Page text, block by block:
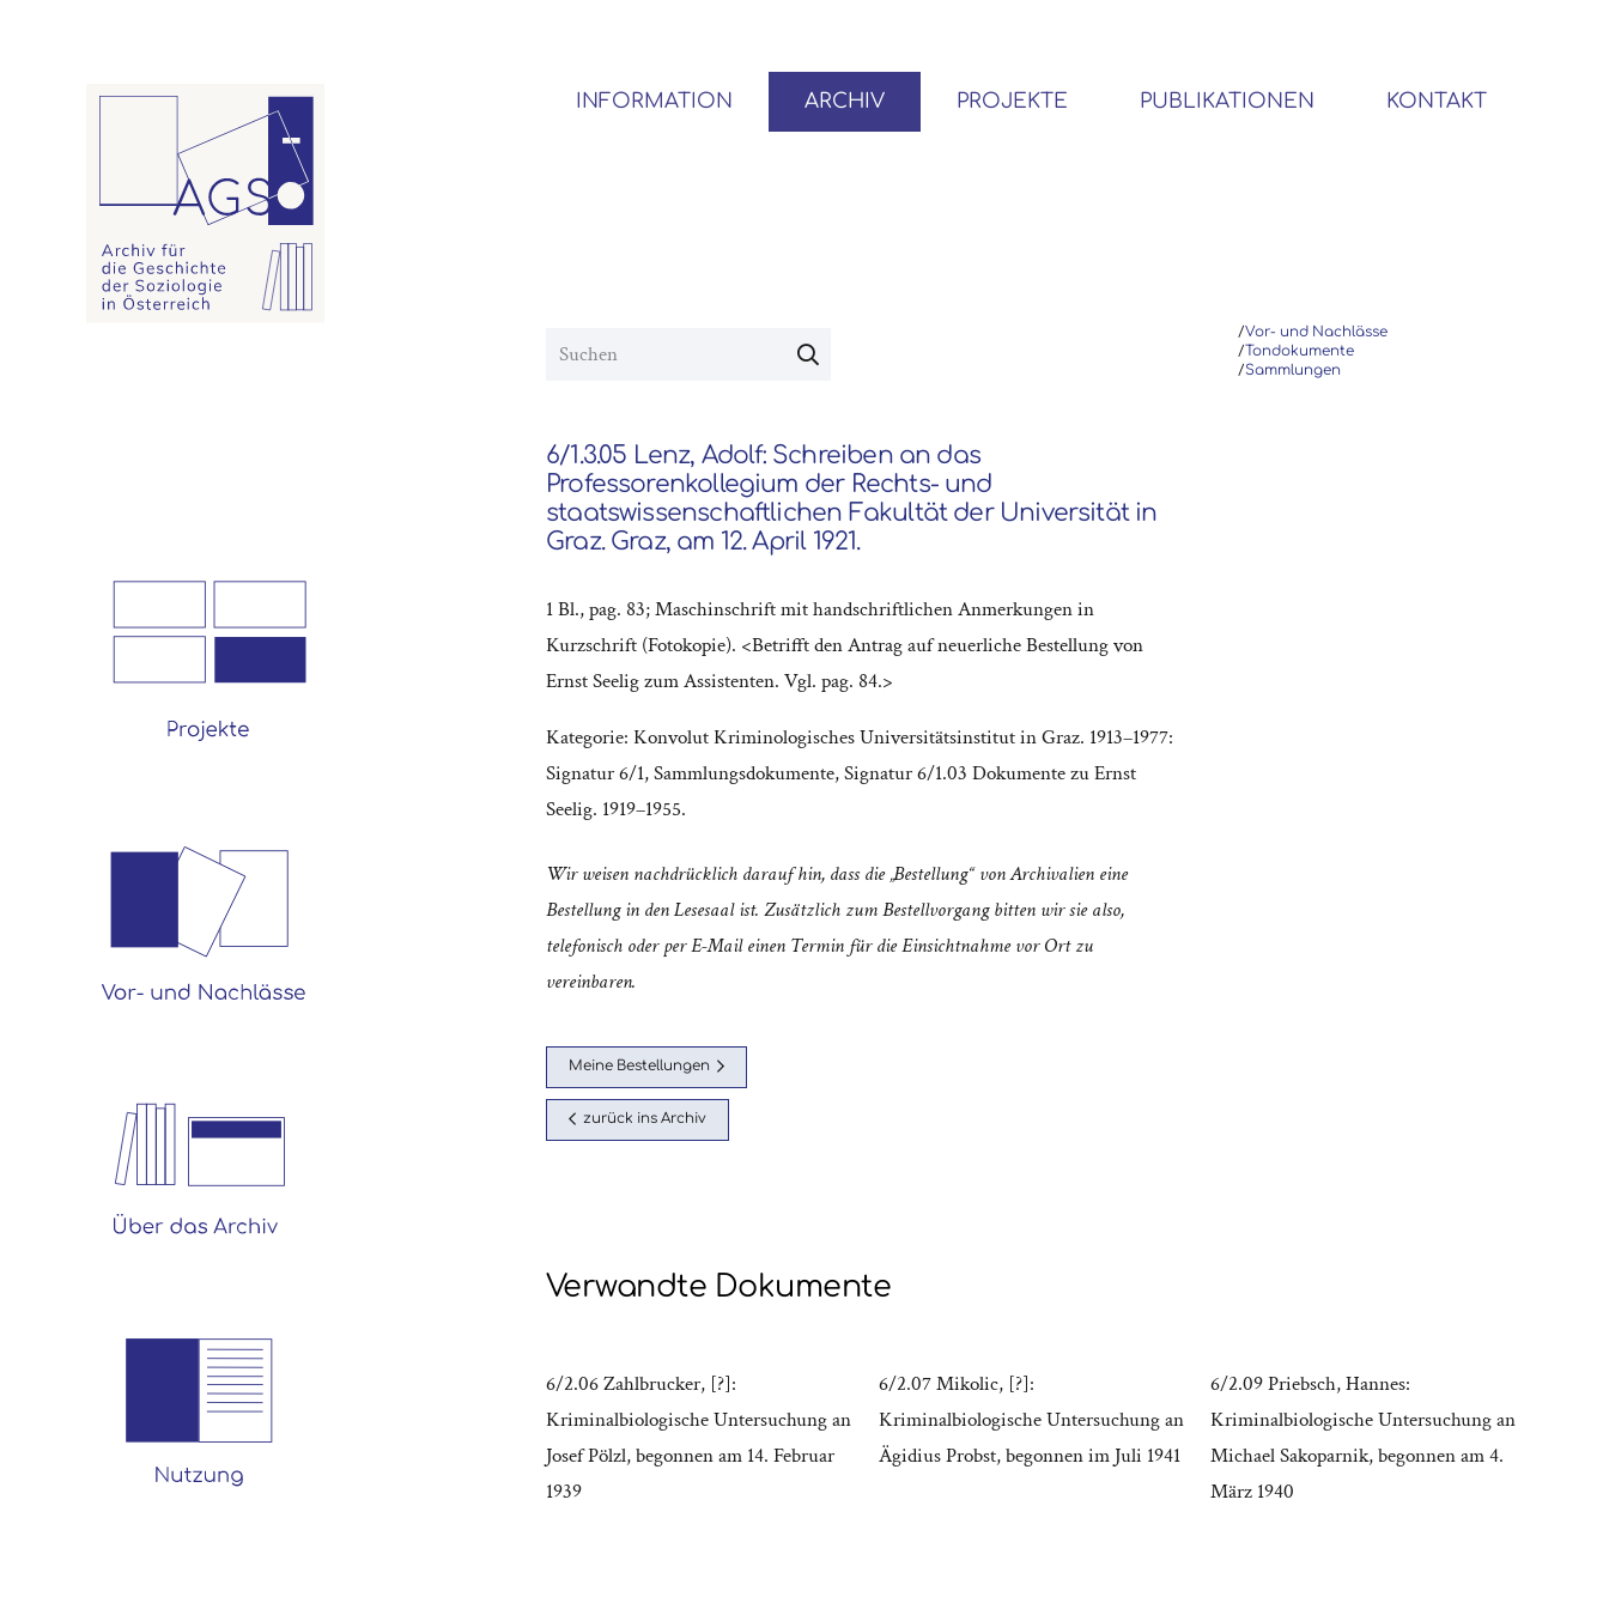
INFORMATION ARCHIV PROJEKTE PUBLIKATIONEN KONTAKT
/Vor- und Nachlässe
/Tondokumente
/Sammlungen
6/1.3.05 Lenz, Adolf: Schreiben an das
Professorenkollegium der Rechts- und
staatswissenschaftlichen Fakultät der Universität in
Graz. Graz, am 12. April 1921.
1 Bl., pag. 83; Maschinschrift mit handschriftlichen Anmerkungen in
Kurzschrift (Fotokopie). <Betrifft den Antrag auf neuerliche Bestellung von
Ernst Seelig zum Assistenten. Vgl. pag. 84.>
Kategorie: Konvolut Kriminologisches Universitätsinstitut in Graz. 1913–1977:
Signatur 6/1,Sammlungsdokumente,Signatur 6/1.03 Dokumente zu Ernst
Seelig. 1919–1955.
Wir weisen nachdrücklich darauf hin, dass die „Bestellung“ von Archivalien eine
Bestellung in den Lesesaal ist. Zusätzlich zum Bestellvorgang bitten wir sie also,
telefonisch oder per E-Mail einen Termin für die Einsichtnahme vor Ort zu
vereinbaren.
Meine Bestellungen
zurück ins Archiv
Verwandte Dokumente
6/2.06 Zahlbrucker, [?]:
Kriminalbiologische Untersuchung an
Josef Pölzl, begonnen am 14. Februar
1939
6/2.07 Mikolic, [?]:
Kriminalbiologische Untersuchung an
Ägidius Probst, begonnen im Juli 1941
6/2.09 Priebsch, Hannes:
Kriminalbiologische Untersuchung an
Michael Sakoparnik, begonnen am 4.
März 1940